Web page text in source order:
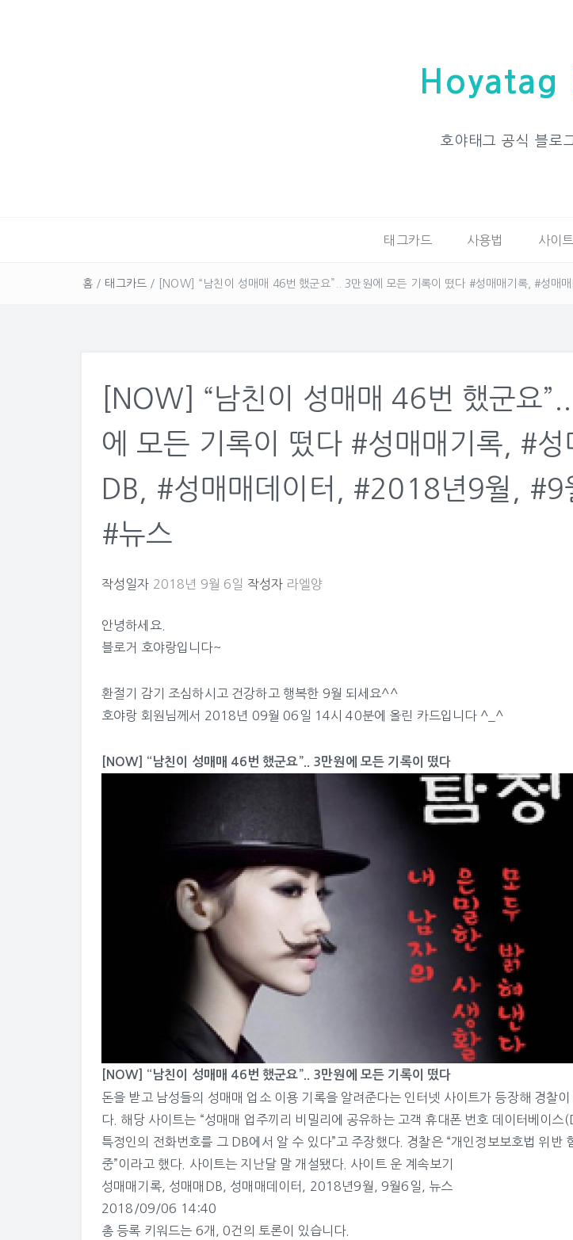
Hoyatag
호야태그 공식 블로
태그카드 사용법 사이
홈 / 태그카드 / [NOW] “남친이 성매매 46번 했군요”.. 3만원에 모든 기록이 떴다 #성매매기록, #성
[NOW] “남친이 성매매 46번 했군요
에 모든 기록이 떴다 #성매매기록, #성
DB, #성매매데이터, #2018년9월, #9
#뉴스
작성일자 2018년 9월 6일 작성자 라엘양
안녕하세요.
블로거 호야랑입니다~
환절기 감기 조심하시고 건강하고 행복한 9월 되세요^^
호야랑 회원님께서 2018년 09월 06일 14시 40분에 올린 카드입니다 ^_^
[NOW] “남친이 성매매 46번 했군요”.. 3만원에 모든 기록이 떴다
[NOW] “남친이 성매매 46번 했군요”.. 3만원에 모든 기록이 떴다
돈을 받고 남성들의 성매매 업소 이용 기록을 알려준다는 인터넷 사이트가 등장해 경찰이
다. 해당 사이트는 “성매매 업주끼리 비밀리에 공유하는 고객 휴대폰 번호 데이터베이스
특정인의 전화번호를 그 DB에서 알 수 있다”고 주장했다. 경찰은 “개인정보보호법 위반
중”이라고 했다. 사이트는 지난달 말 개설됐다. 사이트 운 계속보기
성매매기록, 성매매DB, 성매매데이터 , 2018년9월 ,9월6일 , 뉴스
2018/09/06 14:40
총 등록 키워드는 6개, 0건의 토론이 있습니다.